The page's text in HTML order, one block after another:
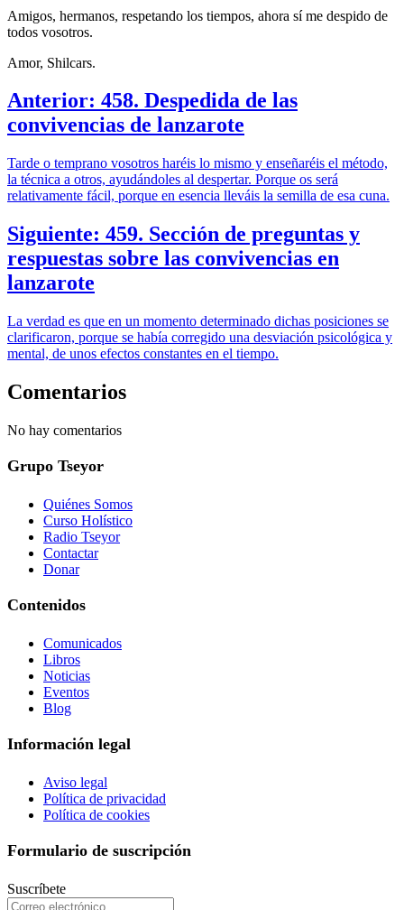
Amigos, hermanos, respetando los tiempos, ahora sí me despido de
todos vosotros.
Amor, Shilcars.
Anterior: 458. Despedida de las
convivencias de lanzarote
Tarde o temprano vosotros haréis lo mismo y enseñaréis el método,
la técnica a otros, ayudándoles al despertar. Porque os será
relativamente fácil, porque en esencia lleváis la semilla de esa cuna.
Siguiente: 459. Sección de preguntas y
respuestas sobre las convivencias en
lanzarote
La verdad es que en un momento determinado dichas posiciones se
clarificaron, porque se había corregido una desviación psicológica y
mental, de unos efectos constantes en el tiempo.
Comentarios
No hay comentarios
Grupo Tseyor
Quiénes Somos
Curso Holístico
Radio Tseyor
Contactar
Donar
Contenidos
Comunicados
Libros
Noticias
Eventos
Blog
Información legal
Aviso legal
Política de privacidad
Política de cookies
Formulario de suscripción
Suscríbete